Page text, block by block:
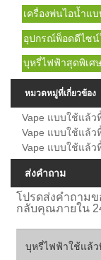
เครื่องพ่นไอน้ำแ
อุปกรณ์พ็อดดีไซน์
บุหรี่ไฟฟ้าสุดพิเศ
หมวดหมู่ที่เกี่ยวข้อง
Vape แบบใช้แล้ว
Vape แบบใช้แล้ว
Vape แบบใช้แล้ว
ส่งคำถาม
โปรดส่งคำถาม
กลับคุณภายใน